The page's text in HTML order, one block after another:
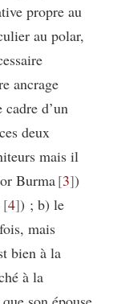
propre au
au polar,
ancrage
d’un
deux
mais il
Burma 3 )
4 ) ; b) le
mais
bien à la
à la